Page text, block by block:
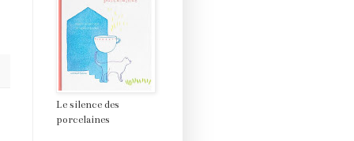
Le silence des
porcelaines